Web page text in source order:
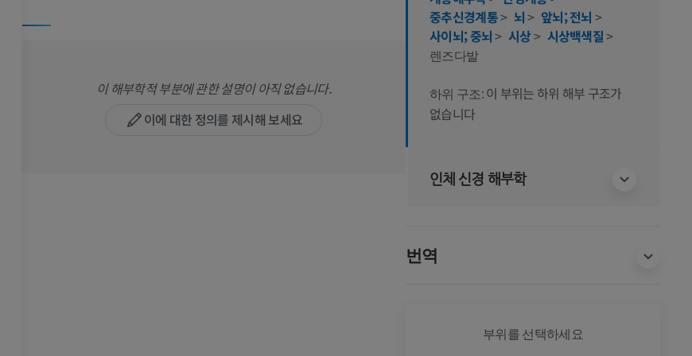
이 해부학적 부분에 관한 설명이 아직 없습니다.
이에 대한 정의를 제시해 보세요
중추신경계통> 뇌> 앞뇌; 전뇌>
사이뇌; 중뇌> 시상> 시상백색질>
렌즈다발
하위 구조: 이 부위는 하위 해부 구조가
없습니다
인체 신경 해부학
번역
부위를 선택하세요